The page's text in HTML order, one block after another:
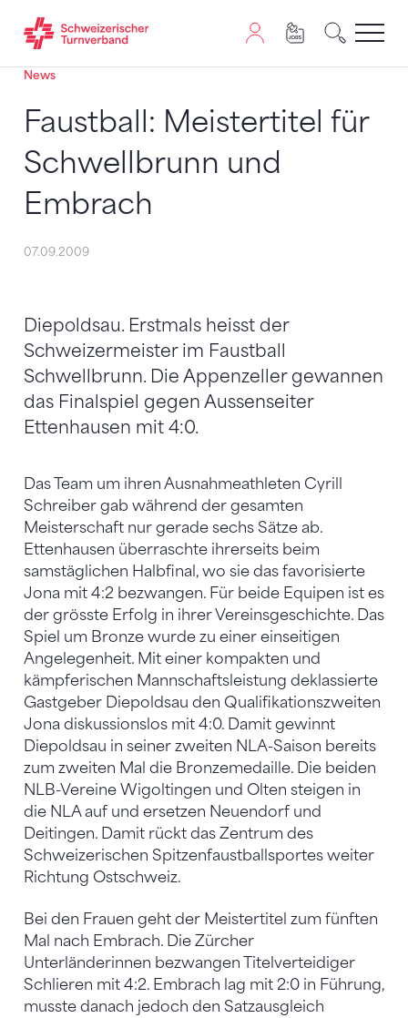
Zum Inhalt springen
Zur Sitemap navigieren
Zum Navigieren dieser Seite wird JavaScript benötigt.
News
Faustball: Meistertitel für
Schwellbrunn und
Embrach
07.09.2009
Diepoldsau. Erstmals heisst der
Schweizermeister im Faustball
Schwellbrunn. Die Appenzeller gewannen
das Finalspiel gegen Aussenseiter
Ettenhausen mit 4:0.
Das Team um ihren Ausnahmeathleten Cyrill
Schreiber gab während der gesamten
Meisterschaft nur gerade sechs Sätze ab.
Ettenhausen überraschte ihrerseits beim
samstäglichen Halbfinal, wo sie das favorisierte
Jona mit 4:2 bezwangen. Für beide Equipen ist es
der grösste Erfolg in ihrer Vereinsgeschichte. Das
Spiel um Bronze wurde zu einer einseitigen
Angelegenheit. Mit einer kompakten und
kämpferischen Mannschaftsleistung deklassierte
Gastgeber Diepoldsau den Qualifikationszweiten
Jona diskussionslos mit 4:0. Damit gewinnt
Diepoldsau in seiner zweiten NLA-Saison bereits
zum zweiten Mal die Bronzemedaille. Die beiden
NLB-Vereine Wigoltingen und Olten steigen in
die NLA auf und ersetzen Neuendorf und
Deitingen. Damit rückt das Zentrum des
Schweizerischen Spitzenfaustballsportes weiter
Richtung Ostschweiz.
Bei den Frauen geht der Meistertitel zum fünften
Mal nach Embrach. Die Zürcher
Unterländerinnen bezwangen Titelverteidiger
Schlieren mit 4:2. Embrach lag mit 2:0 in Führung,
musste danach jedoch den Satzausgleich